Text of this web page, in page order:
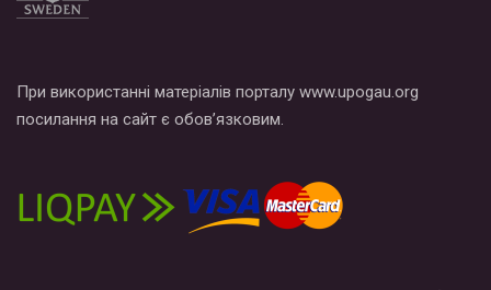
При використанні матеріалів порталу www.upogau.org
посилання на сайт є обов’язковим.